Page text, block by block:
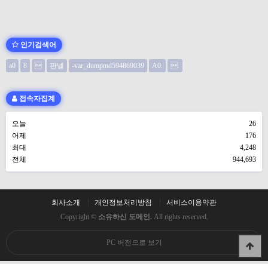
인기검색어
a0 8  판넬 -var_dumpmd594869039 A0. .
접속자집계
오늘
26
어제
176
최대
4,248
전체
944,693
회사소개 개인정보처리방침
서비스이용약관
Copyright © 소유하신 도메인. All rights reserved.
PC 버전으로 보기